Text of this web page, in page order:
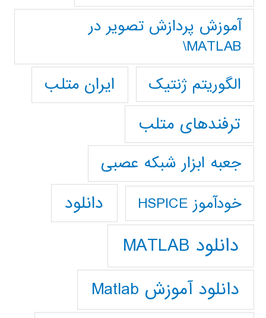
آموزش پردازش تصوير در
MATLAB\
الگوریتم ژنتیک
ایران متلب
ترفندهای متلب
جعبه ابزار شبکه عصبی
خودآموز HSPICE دانلود
دانلود MATLAB
دانلود آموزش Matlab